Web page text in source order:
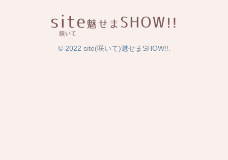
© 2022 site(咲いて)魅せまSHOW!!.